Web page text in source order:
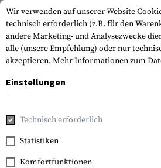
Home Ausrüstung
Walther
Black Tac Tanto Knife
Wir verwenden auf unserer Website
technisch erforderlich (z.B. für den
andere Marketing- und Analysezwecke
alle (unsere Empfehlung) oder nur
akzeptieren. Mehr Informationen zum
Einstellungen
Technisch erforderlich
Statistiken
Komfortfunktionen